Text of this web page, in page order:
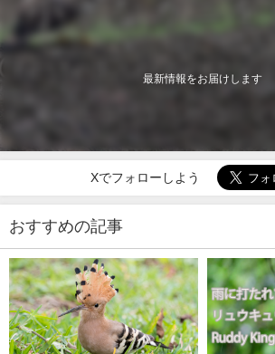
最新情報をお届けします
Xでフォローしよう
おすすめの記事